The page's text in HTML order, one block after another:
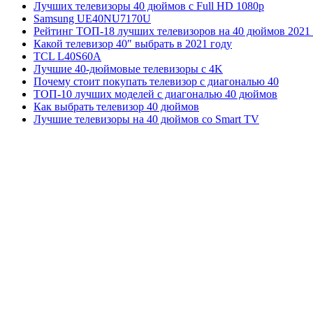
Лучших телевизоры 40 дюймов с Full HD 1080p
Samsung UE40NU7170U
Рейтинг ТОП-18 лучших телевизоров на 40 дюймов 2021
Какой телевизор 40″ выбрать в 2021 году
TCL L40S60A
Лучшие 40-дюймовые телевизоры с 4K
Почему стоит покупать телевизор с диагональю 40
ТОП-10 лучших моделей с диагональю 40 дюймов
Как выбрать телевизор 40 дюймов
Лучшие телевизоры на 40 дюймов со Smart TV